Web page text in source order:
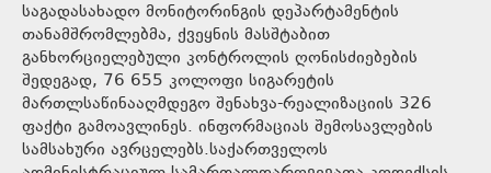
საგადასახადო მონიტორინგის დეპარტამენტის
თანამშრომლებმა, ქვეყნის მასშტაბით
განხორციელებული კონტროლის ღონისძიებების
შედეგად, 76 655 კოლოფი სიგარეტის
მართლსაწინააღმდეგო შენახვა-რეალიზაციის 326
ფაქტი გამოავლინეს. ინფორმაციას შემოსავლების
სამსახური ავრცელებს.საქართველოს